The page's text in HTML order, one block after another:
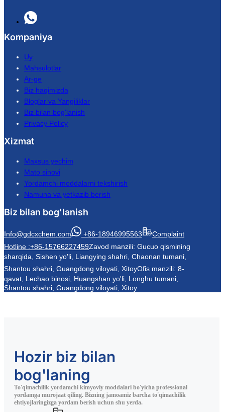
Kompaniya
Uy
Mahsulotlar
Ar-ge
Biz haqimizda
Bloglar va Yangiliklar
Biz bilan bog'lanish
Privacy Policy
Xizmat
Maxsus yechim
Mato sinovi
Yordamchi moddalarni tekshirish
Namuna va yetkazib berish
Biz bilan bog'lanish
Info@gdcxchem.com +86-18946995563
Complaint
Hotline :+86-15766227459Zavod manzili: Gucuo qismining
sharqida, Sishen yo'li, Liangying shahri, Chaonan tumani,
Shantou shahri, Guangdong viloyati, XitoyOfis manzili: 8-
qavat, Lechao binosi, Huangshan yo'li, Longhu tumani,
Shantou shahri, Guangdong viloyati, Xitoy
Hozir biz bilan
bog'laning
To'qimachilik yordamchi kimyoviy moddalari bo'yicha professional
yordamga murojaat qiling. Bizning jamoamiz barcha to'qimachilik
ehtiyojlaringizga yordam berish uchun shu yerda.